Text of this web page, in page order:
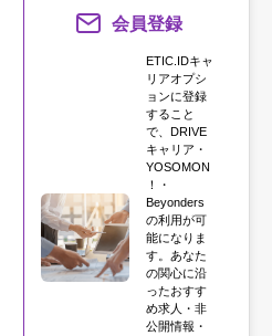
会員登録
ETIC.IDキャ
リアオプシ
ョンに登録
すること
で、DRIVE
キャリア・
YOSOMON
！・
Beyonders
の利用が可
能になりま
す。あなた
の関心に沿
ったおすす
め求人・非
公開情報・